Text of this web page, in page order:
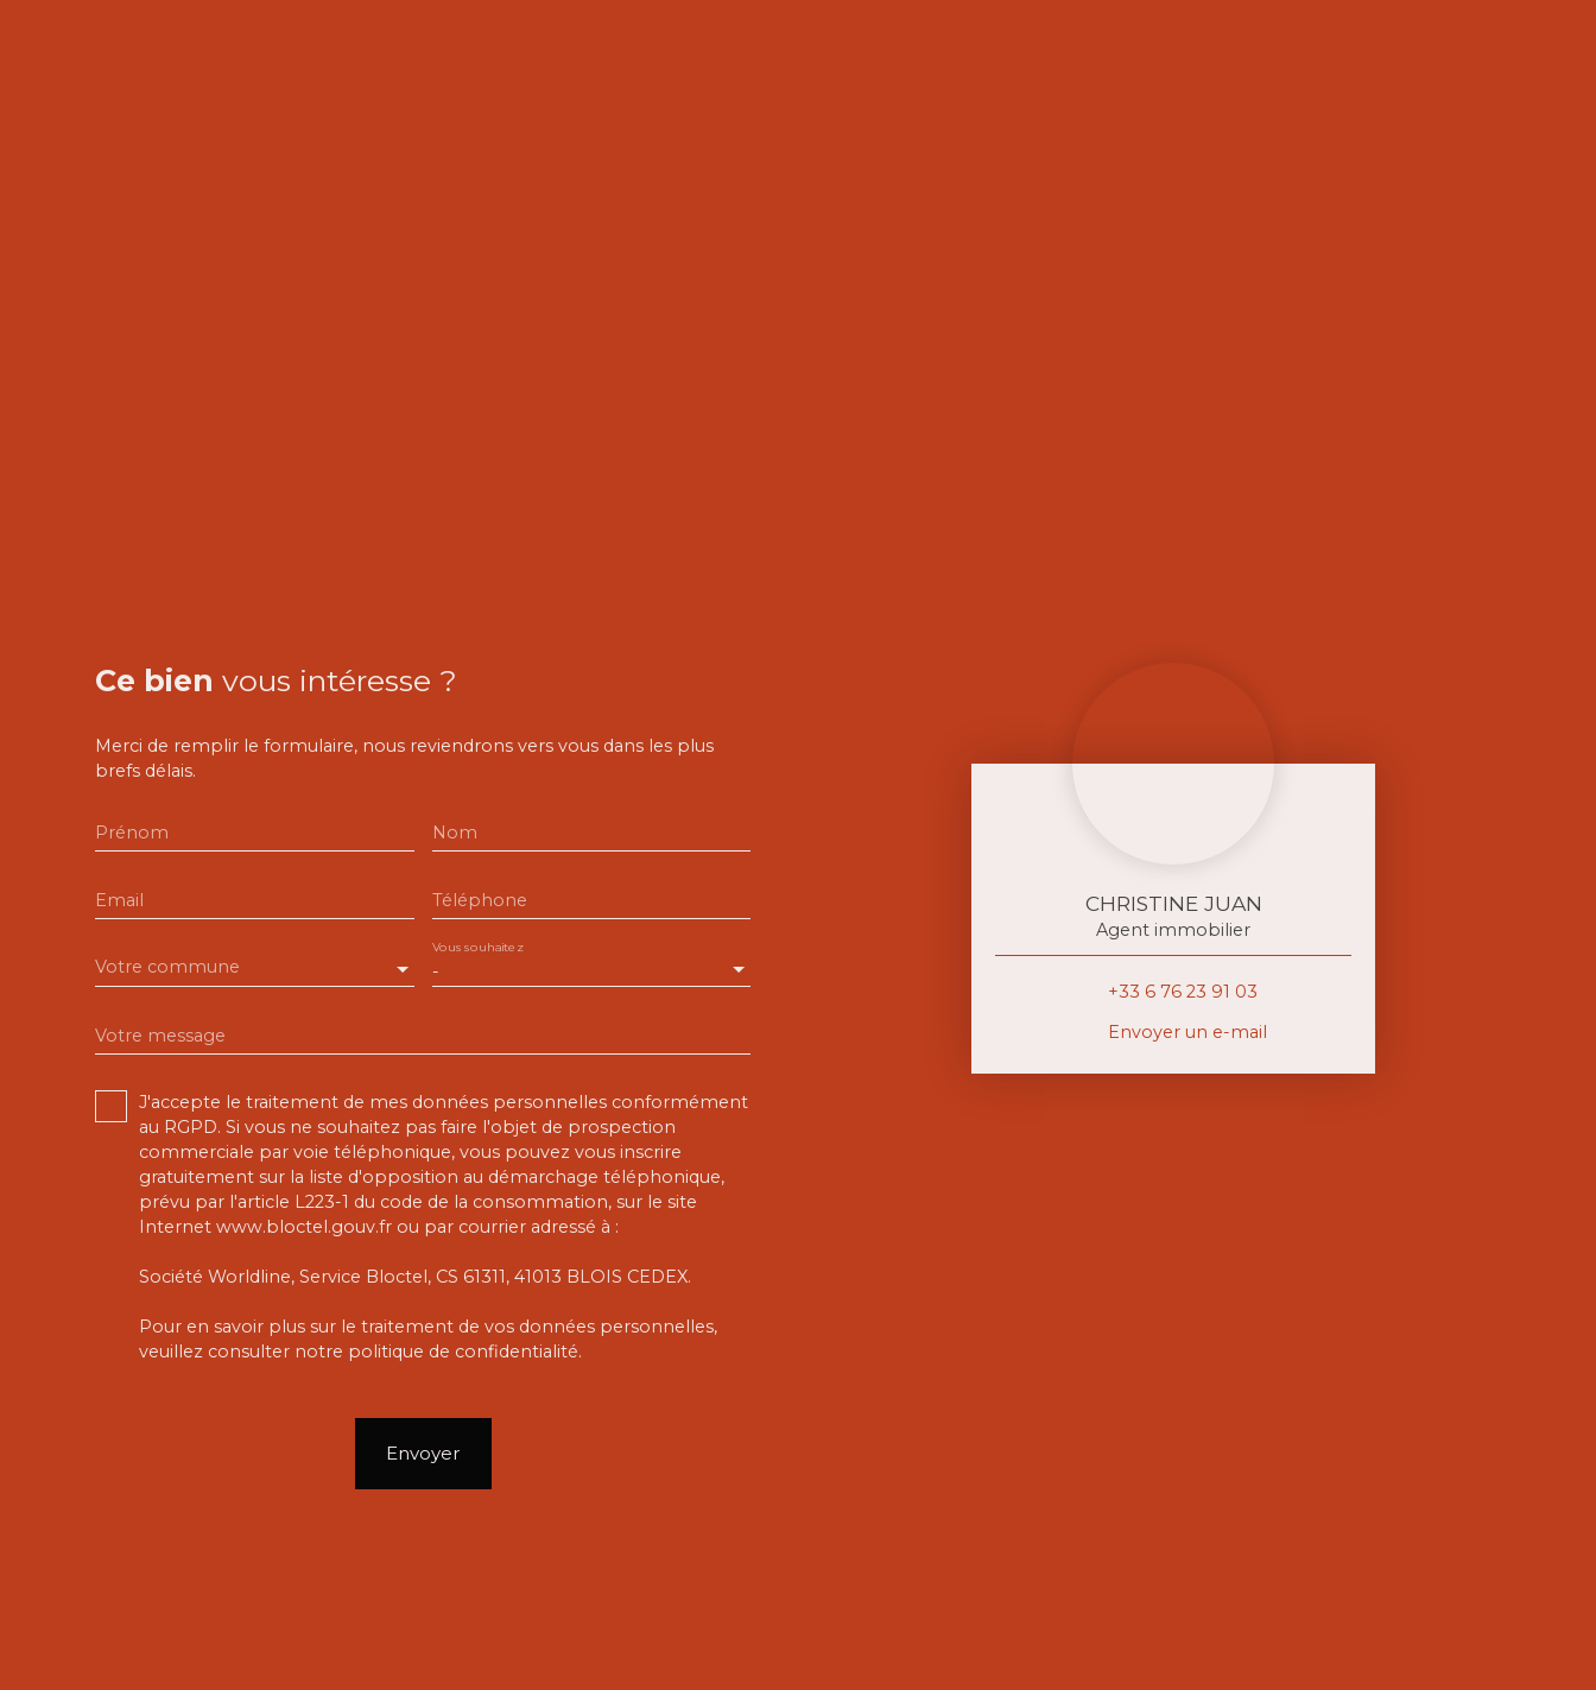
Ce bien vous intéresse ?
Merci de remplir le formulaire, nous reviendrons vers vous dans les plus
brefs délais.
Prénom Nom
Email Téléphone
Votre commune -
Vous souhaitez
Votre message
J'accepte le traitement de mes données personnelles conformément
au RGPD. Si vous ne souhaitez pas faire l'objet de prospection
commerciale par voie téléphonique, vous pouvez vous inscrire
gratuitement sur la liste d'opposition au démarchage téléphonique,
prévu par l'article L223-1 du code de la consommation, sur le site
Internet www.bloctel.gouv.fr ou par courrier adressé à :
Société Worldline, Service Bloctel, CS 61311, 41013 BLOIS CEDEX.
Pour en savoir plus sur le traitement de vos données personnelles,
veuillez consulter notre politique de confidentialité.
Envoyer
CHRISTINE JUAN
Agent immobilier
+33 6 76 23 91 03
Envoyer un e-mail